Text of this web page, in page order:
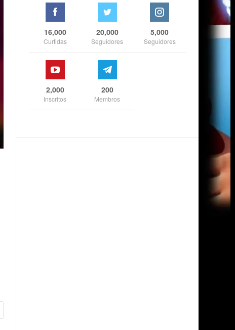
16,000
Curtidas
20,000
Seguidores
5,000
Seguidores
2,000
Inscritos
200
Membros